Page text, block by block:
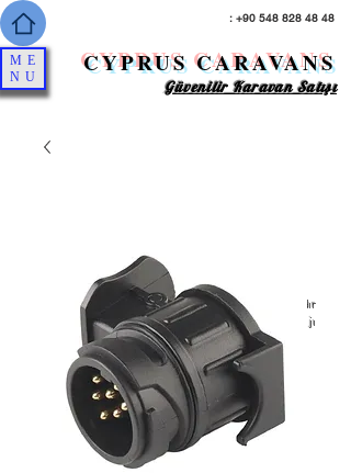
: +90 548 828 48 48
Güvenilir Karavan Satışı
* Servis, bakım ve onarım hizmetimiz vardır
* Nakit alımlarda ekstra indirim avantajı
CYPRUS CARAVANS
ME
NU